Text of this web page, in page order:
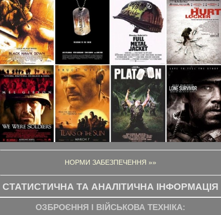
НОРМИ ЗАБЕЗПЕЧЕННЯ »»
СТАТИСТИЧНА ТА АНАЛІТИЧНА ІНФОРМАЦІЯ
ОЗБРОЄННЯ І ВІЙСЬКОВА ТЕХНІКА: